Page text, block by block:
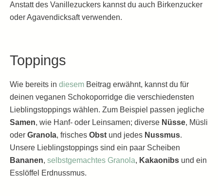
Anstatt des Vanillezuckers kannst du auch Birkenzucker
oder Agavendicksaft verwenden.
Toppings
Wie bereits in diesem Beitrag erwähnt, kannst du für
deinen veganen Schokoporridge die verschiedensten
Lieblingstoppings wählen. Zum Beispiel passen jegliche
Samen, wie Hanf- oder Leinsamen; diverse Nüsse, Müsli
oder Granola, frisches Obst und jedes Nussmus.
Unsere Lieblingstoppings sind ein paar Scheiben
Bananen, selbstgemachtes Granola, Kakaonibs und ein
Esslöffel Erdnussmus.